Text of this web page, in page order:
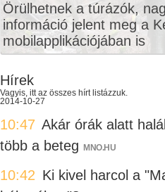
Örülhetnek a túrázók,
információ jelent meg a
mobilapplikációjában is
Hírek
Vagyis, itt az összes hírt listázzuk.
2014-10-27
10:47 Akár órák alatt
több a beteg
MNO.HU
10:42 Ki kivel harcol a